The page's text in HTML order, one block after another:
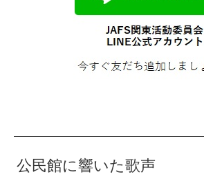
公民館に響いた歌声